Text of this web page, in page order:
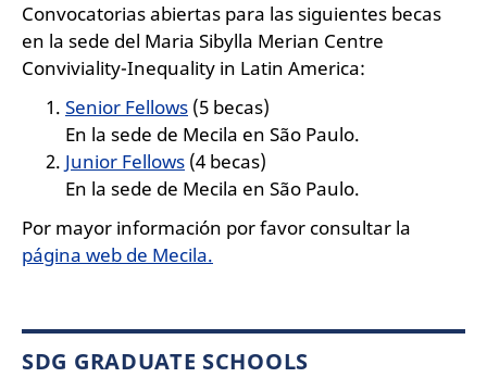
Convocatorias abiertas para las siguientes becas
en la sede del Maria Sibylla Merian Centre
Conviviality-Inequality in Latin America:
Senior Fellows (5 becas)
En la sede de Mecila en São Paulo.
Junior Fellows (4 becas)
En la sede de Mecila en São Paulo.
Por mayor información por favor consultar la
página web de Mecila.
SDG GRADUATE SCHOOLS